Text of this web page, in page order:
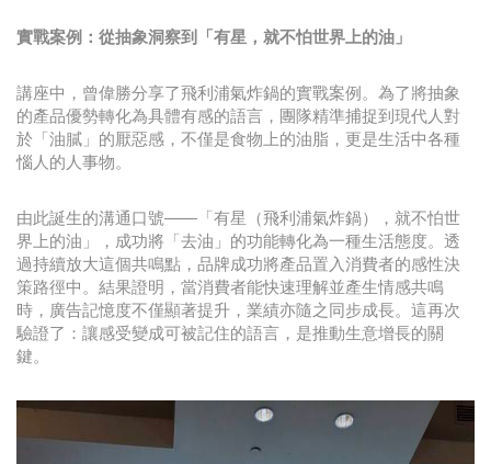
實戰案例：從抽象洞察到「有星，就不怕世界上的油」
講座中，曾偉勝分享了飛利浦氣炸鍋的實戰案例。為了將抽象
的產品優勢轉化為具體有感的語言，團隊精準捕捉到現代人對
於「油膩」的厭惡感，不僅是食物上的油脂，更是生活中各種
惱人的人事物。
由此誕生的溝通口號——「有星（飛利浦氣炸鍋），就不怕世
界上的油」，成功將「去油」的功能轉化為一種生活態度。透
過持續放大這個共鳴點，品牌成功將產品置入消費者的感性決
策路徑中。結果證明，當消費者能快速理解並產生情感共鳴
時，廣告記憶度不僅顯著提升，業績亦隨之同步成長。這再次
驗證了：讓感受變成可被記住的語言，是推動生意增長的關
鍵。